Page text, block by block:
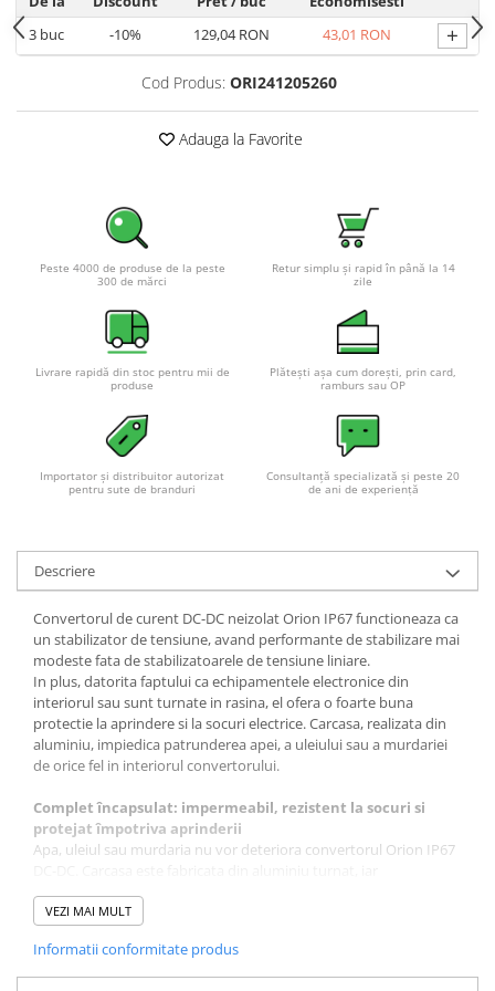
Redresoare, incarcatoare si testere
Redresoare auto, moto, barci si
Surse UPS
UPS pentru centrale termice si
UPS Trifazat
Stabilizatoare Tensiune
energiei electrice
Cabinete baterii
Acumulatori UPS
Drumetii / Camping
Frigidere portabile
Racire/Incalzire
Statii energie portabile
Diverse
Electrice
Intrerupatoare si prize
Dulapuri pentru cablare
structurata
Sigurante
Lumina (Becuri si Lanterne)
Laptop & PC accesorii, baterii,
Cablu de date si Adaptoare
Solutii solare portabile
Lichidare de stoc
3 buc -10% 129,04 RON 43,01 RON +
Cod Produs: ORI241205260
Adauga la Favorite
Peste 4000 de produse de la peste
300 de mărci
Retur simplu și rapid în până la 14
zile
Livrare rapidă din stoc pentru mii de
produse
Plătești așa cum dorești, prin card,
ramburs sau OP
Importator și distribuitor autorizat
pentru sute de branduri
Consultanță specializată și peste 20
de ani de experiență
Descriere
Convertorul de curent DC-DC neizolat Orion IP67 functioneaza ca
un stabilizator de tensiune, avand performante de stabilizare mai
modeste fata de stabilizatoarele de tensiune liniare.
In plus, datorita faptului ca echipamentele electronice din
interiorul sau sunt turnate in rasina, el ofera o foarte buna
protectie la aprindere si la socuri electrice. Carcasa, realizata din
aluminiu, impiedica patrunderea apei, a uleiului sau a murdariei
de orice fel in interiorul convertorului.
Complet încapsulat: impermeabil, rezistent la socuri si
protejat împotriva aprinderii
Apa, uleiul sau murdaria nu vor deteriora convertorul Orion IP67
Datorita cablurilor de 1,8 metri lungime, interconexiunile
intermediare ale cablurilor pentru a creste si mai mult lungimea
VEZI MAI MULT
Informatii conformitate produs